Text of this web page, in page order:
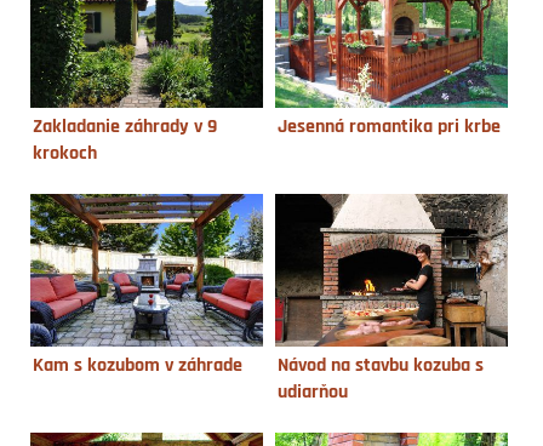
Zakladanie záhrady v 9
krokoch
Jesenná romantika pri krbe
Kam s kozubom v záhrade
Návod na stavbu kozuba s
udiarňou